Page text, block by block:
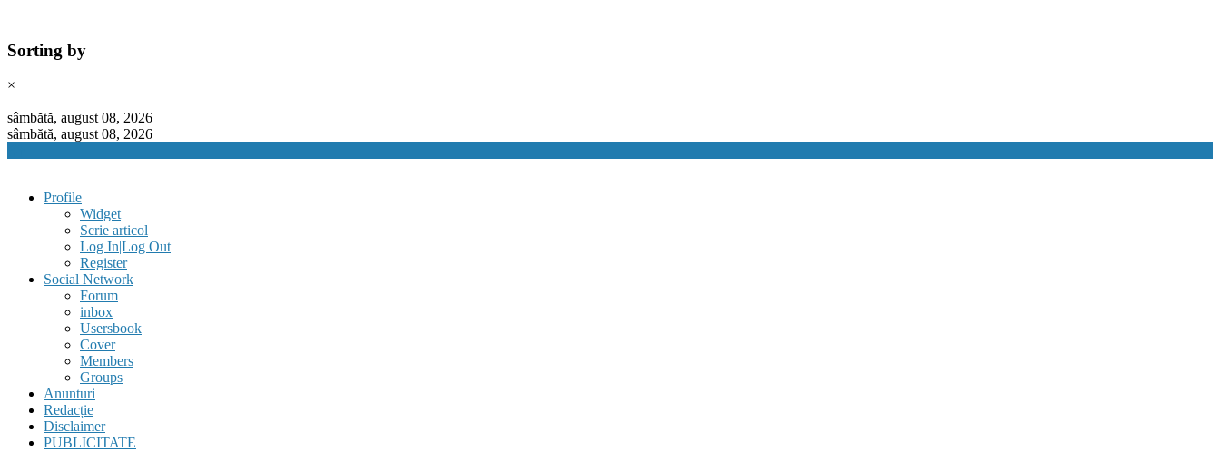
Sorting by
×
to
content
sâmbătă, august 08, 2026
sâmbătă, august 08, 2026
Profile
Widget
Scrie articol
Log In|Log Out
Register
Social Network
Forum
inbox
Usersbook
Cover
Members
Groups
Anunturi
Redacție
Disclaimer
PUBLICITATE